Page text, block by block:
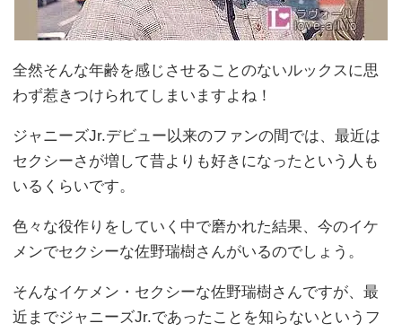
全然そんな年齢を感じさせることのないルックスに思
わず惹きつけられてしまいますよね！
ジャニーズJr.デビュー以来のファンの間では、最近は
セクシーさが増して昔よりも好きになったという人も
いるくらいです。
色々な役作りをしていく中で磨かれた結果、今のイケ
メンでセクシーな佐野瑞樹さんがいるのでしょう。
そんなイケメン・セクシーな佐野瑞樹さんですが、最
近までジャニーズJr.であったことを知らないというフ